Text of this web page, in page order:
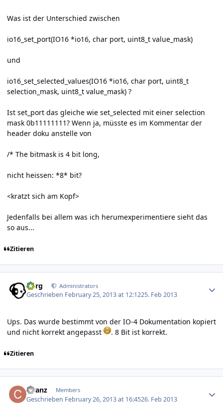
Was ist der Unterschied zwischen
io16_set_port(IO16 *io16, char port, uint8_t value_mask)
und
io16_set_selected_values(IO16 *io16, char port, uint8_t
selection_mask, uint8_t value_mask) ?
Ist set_port das gleiche wie set_selected mit einer selection
mask 0b11111111? Wenn ja, müsste es im Kommentar der
header doku anstelle von
/* The bitmask is 4 bit long,
nicht heissen: *8* bit?
<kratzt sich am Kopf>
Jedenfalls bei allem was ich herumexperimentiere sieht das
so aus...
Zitieren
borg Administrators
Geschrieben February 25, 2013 at 12:1225. Feb 2013
Ups. Das wurde bestimmt von der IO-4 Dokumentation kopiert
und nicht korrekt angepasst
. 8 Bit ist korrekt.
Zitieren
cfranz Members
Geschrieben February 26, 2013 at 16:4526. Feb 2013